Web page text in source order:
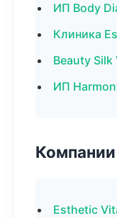
ИП Body
Клиника
Beauty
ИП
Esthetic